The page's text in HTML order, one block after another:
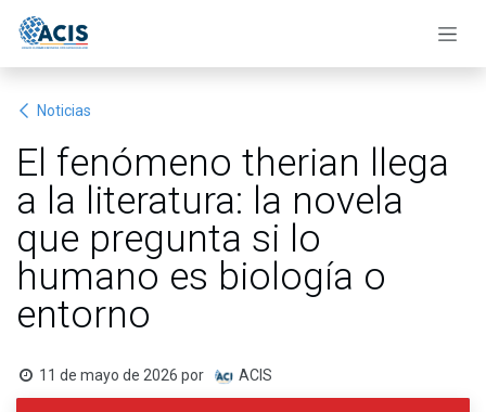
Noticias
El fenómeno therian llega
a la literatura: la novela
que pregunta si lo
humano es biología o
entorno
11 de mayo de 2026 por ACIS